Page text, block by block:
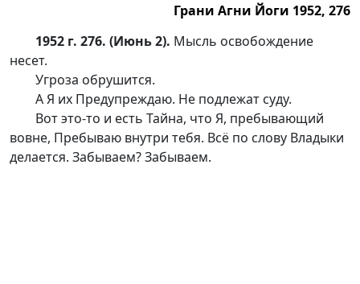
Грани Агни Йоги 1952, 276
1952 г. 276. (Июнь 2). Мысль освобождение
несет.
Угроза обрушится.
А Я их Предупреждаю. Не подлежат суду.
Вот это-то и есть Тайна, что Я, пребывающий
вовне, Пребываю внутри тебя. Всё по слову Владыки
делается. Забываем? Забываем.